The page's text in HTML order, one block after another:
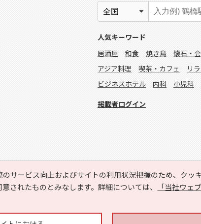
サービス向上およびサイトの利用状況把握のため、ク
されたものとみなします。詳細については、
「当社ウェ
人気キーワード
居酒屋
和食 焼き鳥 懐石・
アジア料理
喫茶・カフェ リ
ビジネスホテル
内科 小児科
掲載者ログイン
Copyright © HYOJITO.Co.,Ltd. All Rights Reserved.